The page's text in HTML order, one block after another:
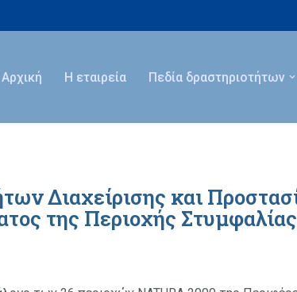
Αρχική Η εταιρεία Πεδία δραστηριοτήτων
Διαχείρισης και
της Περιοχής